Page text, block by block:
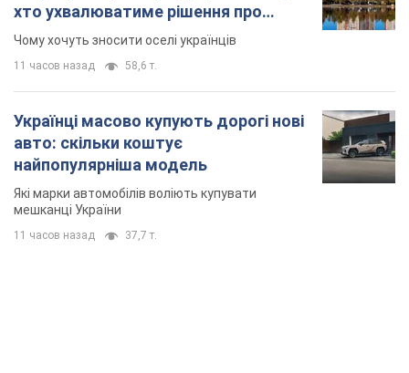
хто ухвалюватиме рішення про
знесення будинків
Чому хочуть зносити оселі українців
11 часов назад 58,6 т.
Українці масово купують дорогі нові
авто: скільки коштує
найпопулярніша модель
Які марки автомобілів воліють купувати
мешканці України
11 часов назад 37,7 т.